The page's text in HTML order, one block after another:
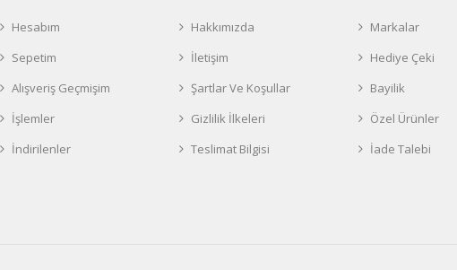
Hesabım
Sepetim
Alışveriş Geçmişim
İşlemler
İndirilenler
Hakkımızda
İletişim
Şartlar Ve Koşullar
Gizlilik İlkeleri
Teslimat Bilgisi
Markalar
Hediye Çeki
Bayilik
Özel Ürünler
İade Talebi